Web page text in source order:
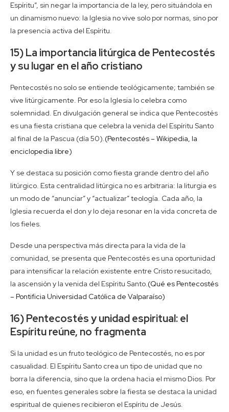
Espíritu”, sin negar la importancia de la ley, pero situándola en
un dinamismo nuevo: la Iglesia no vive solo por normas, sino por
la presencia activa del Espíritu.
15) La importancia litúrgica de Pentecostés
y su lugar en el año cristiano
Pentecostés no solo se entiende teológicamente; también se
vive litúrgicamente. Por eso la Iglesia lo celebra como
solemnidad. En divulgación general se indica que Pentecostés
es una fiesta cristiana que celebra la venida del Espíritu Santo
al final de la Pascua (día 50).(Pentecostés – Wikipedia, la
enciclopedia libre)
Y se destaca su posición como fiesta grande dentro del año
litúrgico. Esta centralidad litúrgica no es arbitraria: la liturgia es
un modo de “anunciar” y “actualizar” teología. Cada año, la
Iglesia recuerda el don y lo deja resonar en la vida concreta de
los fieles.
Desde una perspectiva más directa para la vida de la
comunidad, se presenta que Pentecostés es una oportunidad
para intensificar la relación existente entre Cristo resucitado,
la ascensión y la venida del Espíritu Santo.(Qué es Pentecostés
– Pontificia Universidad Católica de Valparaíso)
16) Pentecostés y unidad espiritual: el
Espíritu reúne, no fragmenta
Si la unidad es un fruto teológico de Pentecostés, no es por
casualidad. El Espíritu Santo crea un tipo de unidad que no
borra la diferencia, sino que la ordena hacia el mismo Dios. Por
eso, en fuentes generales sobre la fiesta se destaca la unidad
espiritual de quienes recibieron el Espíritu de Jesús.